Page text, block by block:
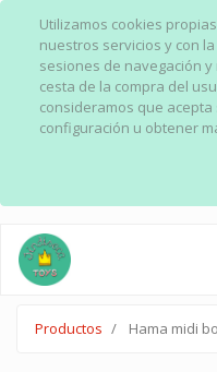
Utilizamos cookies
nuestros servicios y con
sesiones de navegación
cesta de la compra del
consideramos que
configuración u obtener
Productos Hama midi